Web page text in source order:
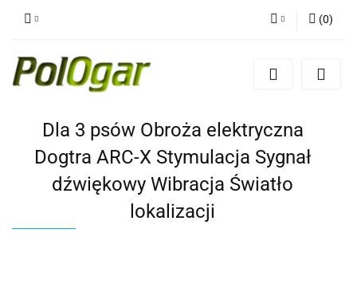
(0)
Dla 3 psów Obroża elektryczna
Dogtra ARC-X Stymulacja Sygnał
dźwiękowy Wibracja Światło
lokalizacji